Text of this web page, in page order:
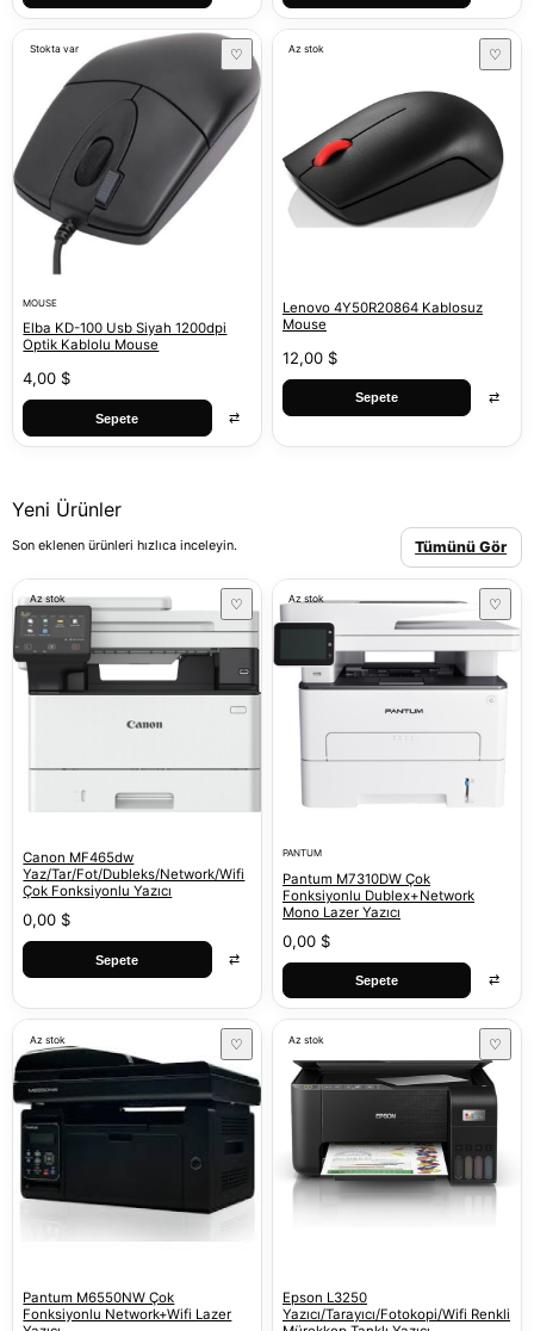
Stokta var ♡
MOUSE
Elba KD-100 Usb Siyah 1200dpi
Optik Kablolu Mouse
4,00 $
Sepete ⇄
Az stok ♡
Lenovo 4Y50R20864 Kablosuz
Mouse
12,00 $
Sepete ⇄
Yeni Ürünler
Son eklenen ürünleri hızlıca inceleyin. Tümünü Gör
Az stok ♡
Canon MF465dw
Yaz/Tar/Fot/Dubleks/Network/Wifi
Çok Fonksiyonlu Yazıcı
0,00 $
Sepete ⇄
Az stok ♡
PANTUM
Pantum M7310DW Çok
Fonksiyonlu Dublex+Network
Mono Lazer Yazıcı
0,00 $
Sepete ⇄
Az stok ♡
Pantum M6550NW Çok
Fonksiyonlu Network+Wifi Lazer
Az stok ♡
Epson L3250
Yazıcı/Tarayıcı/Fotokopi/Wifi Renkli